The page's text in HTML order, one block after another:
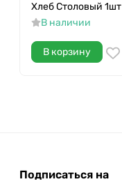
Хлеб Столовый 1шт
В наличии
В корзину
Подписаться на